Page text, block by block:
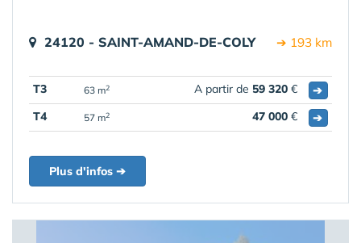
24120 - SAINT-AMAND-DE-COLY ➔ 193 km
T3 63 m2 A partir de 59 320 €
➔
T4
57 m2 47 000 € ➔
Plus d'infos ➔